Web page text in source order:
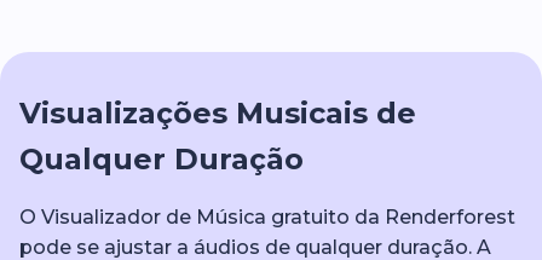
Visualizações Musicais de
Qualquer Duração
O Visualizador de Música gratuito da Renderforest
pode se ajustar a áudios de qualquer duração. A